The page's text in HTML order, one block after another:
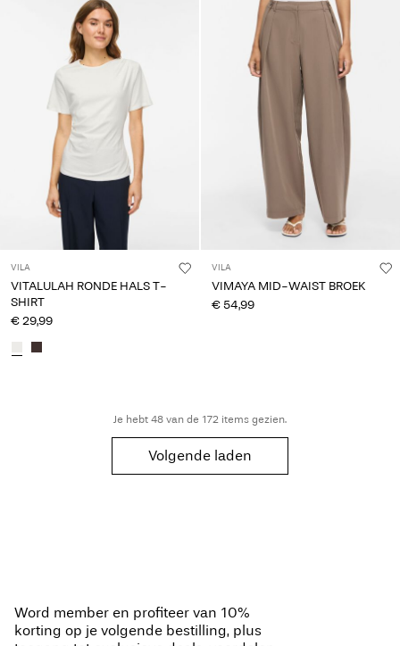
VILA
VITALULAH RONDE HALS T-
SHIRT
€ 29,99
VILA
VIMAYA MID-WAIST BROEK
€ 54,99
Je hebt 48 van de 172 items gezien.
Volgende laden
Word member en profiteer van 10%
korting op je volgende bestilling, plus